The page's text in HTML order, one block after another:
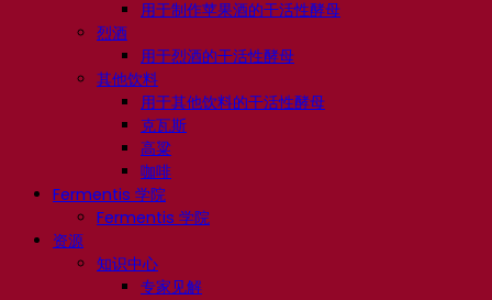
用于制作苹果酒的干活性酵母
烈酒
用于烈酒的干活性酵母
其他饮料
用于其他饮料的干活性酵母
克瓦斯
高粱
咖啡
Fermentis 学院
Fermentis 学院
资源
知识中心
专家见解